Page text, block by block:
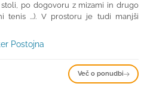
po dogovoru z mizami in drugo
tenis ...). V prostoru je tudi manjši
Postojna
Več o ponudbi